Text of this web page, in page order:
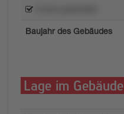
Baujahr des Gebäudes
Lage im Gebäude